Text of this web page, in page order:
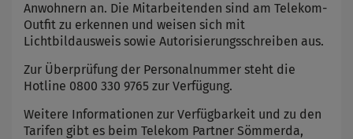
Anwohnern an. Die Mitarbeitenden sind am Telekom-
Outfit zu erkennen und weisen sich mit
Lichtbildausweis sowie Autorisierungsschreiben aus.
Zur Überprüfung der Personalnummer steht die
Hotline 0800 330 9765 zur Verfügung.
Weitere Informationen zur Verfügbarkeit und zu den
Tarifen gibt es beim Telekom Partner Sömmerda,